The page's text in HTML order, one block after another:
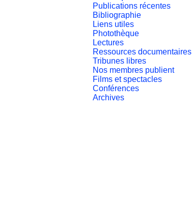
Publications récentes
Bibliographie
Liens utiles
Photothèque
Lectures
Ressources documentaires
Tribunes libres
Nos membres publient
Films et spectacles
Conférences
Archives